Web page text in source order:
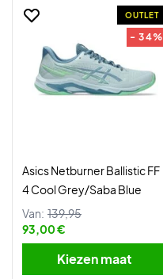
OUTLET
- 34%
Asics Netburner Ballistic FF
4 Cool Grey/Saba Blue
Van: 139,95
93,00 €
Kiezen maat